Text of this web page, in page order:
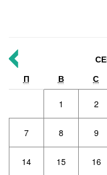
П
В С
1 2
7 8 9
14 15 16